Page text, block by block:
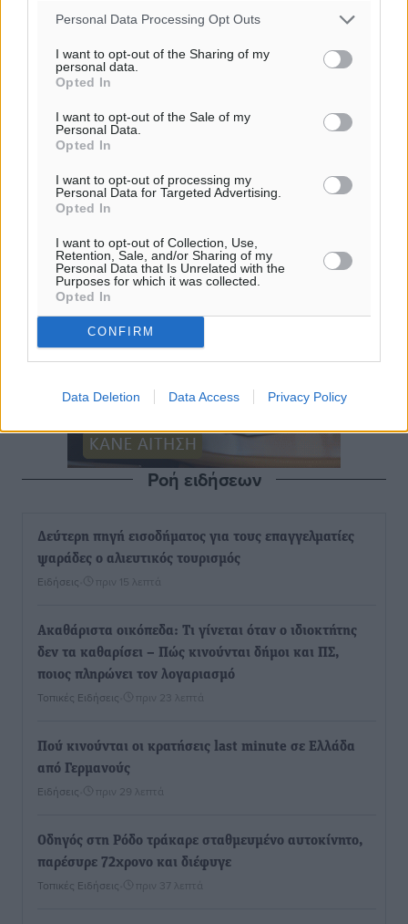
Personal Data Processing Opt Outs
I want to opt-out of the Sharing of my
personal data.
Opted In
I want to opt-out of the Sale of my
Personal Data.
Opted In
I want to opt-out of processing my
Personal Data for Targeted Advertising.
Opted In
I want to opt-out of Collection, Use,
Retention, Sale, and/or Sharing of my
Personal Data that Is Unrelated with the
Purposes for which it was collected.
Opted In
CONFIRM
Data Deletion Data Access Privacy Policy
Ροή ειδήσεων
Δεύτερη πηγή εισοδήματος για τους επαγγελματίες
ψαράδες ο αλιευτικός τουρισμός
Ειδήσεις πριν 15 λεπτά
Ακαθάριστα οικόπεδα: Τι γίνεται όταν ο ιδιοκτήτης
δεν τα καθαρίσει – Πώς κινούνται δήμοι και ΠΣ,
ποιος πληρώνει τον λογαριασμό
Τοπικές Ειδήσεις πριν 23 λεπτά
Πού κινούνται οι κρατήσεις last minute σε Ελλάδα
από Γερμανούς
Ειδήσεις πριν 29 λεπτά
Οδηγός στη Ρόδο τράκαρε σταθμευμένο αυτοκίνητο,
παρέσυρε 72χρονο και διέφυγε
Τοπικές Ειδήσεις πριν 37 λεπτά